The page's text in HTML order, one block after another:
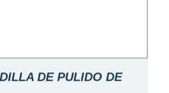
DE PULIDO DE